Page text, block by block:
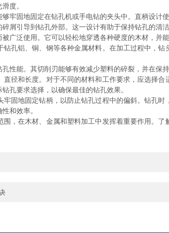
度。
固地固定在钻孔机或手电钻的夹头中。直柄设计
引导到钻孔外部。这一设计有助于保持钻孔的清洁
泛使用。它可以轻松地穿透各种硬度的木材，并能
铝、铜、钢等各种金属材料。在加工过程中，钻
能。其切削刃能够有效减少塑料的碎裂，并在保持
和长度。对于不同的材料和工作要求，应选择合
孔要求选择，以确保最佳的钻孔效果。
地固定钻柄，以防止钻孔过程中的偏斜。钻孔时
和效率。
在木材、金属和塑料加工中发挥着重要作用。了